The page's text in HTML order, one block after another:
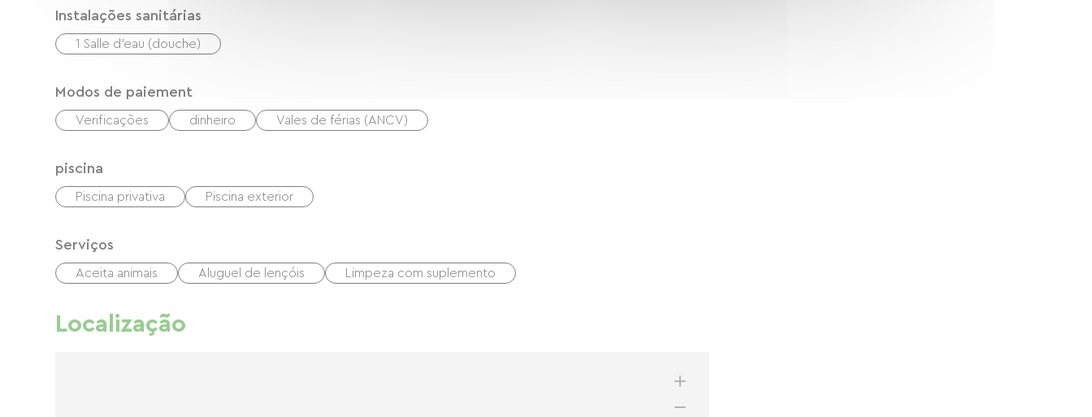
Instalações sanitárias
1 Salle d'eau (douche)
Modos de paiement
Verificações dinheiro Vales de férias (ANCV)
piscina
Piscina privativa Piscina exterior
Serviços
Aceita animais Aluguel de lençóis Limpeza com suplemento
Localização